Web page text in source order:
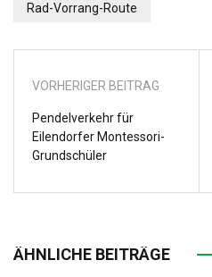
Rad-Vorrang-Route
VORHERIGER BEITRAG
Pendelverkehr für
Eilendorfer Montessori-
Grundschüler
ÄHNLICHE BEITRÄGE